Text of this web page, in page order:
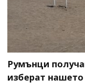
Румънци
изберат